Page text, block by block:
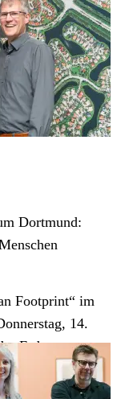
Dortmund:
Footprint“ im
14.
Erde.